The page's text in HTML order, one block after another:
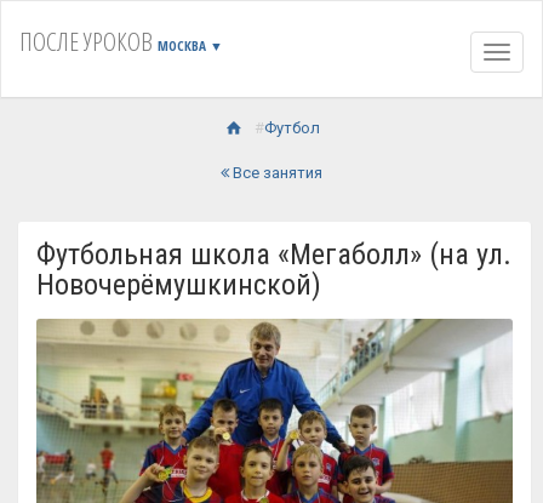
ПОСЛЕ УРОКОВ МОСКВА ▼
Футбол
Все занятия
Футбольная школа «Мегаболл» (на ул.
Новочерёмушкинской)